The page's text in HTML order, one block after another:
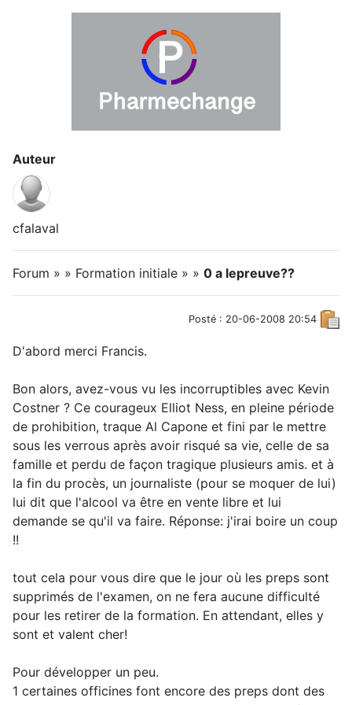
Auteur
cfalaval
Forum » » Formation initiale » » 0 a lepreuve??
Posté : 20-06-2008 20:54
D'abord merci Francis.
Bon alors, avez-vous vu les incorruptibles avec Kevin
Costner ? Ce courageux Elliot Ness, en pleine période
de prohibition, traque Al Capone et fini par le mettre
sous les verrous après avoir risqué sa vie, celle de sa
famille et perdu de façon tragique plusieurs amis. et à
la fin du procès, un journaliste (pour se moquer de lui)
lui dit que l'alcool va être en vente libre et lui
demande se qu'il va faire. Réponse: j'irai boire un coup
!!
tout cela pour vous dire que le jour où les preps sont
supprimés de l'examen, on ne fera aucune difficulté
pour les retirer de la formation. En attendant, elles y
sont et valent cher!
Pour développer un peu.
1 certaines officines font encore des preps dont des